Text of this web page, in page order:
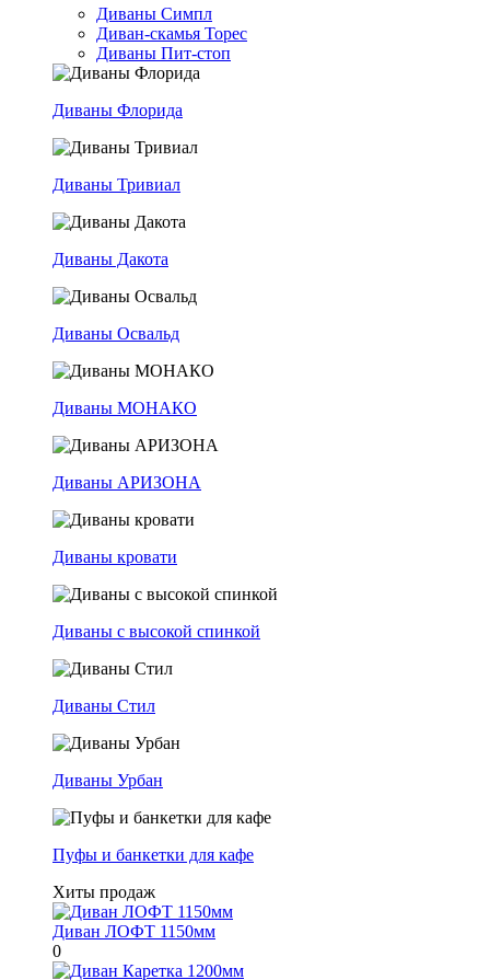
Диваны Симпл
Диван-скамья Торес
Диваны Пит-стоп
Диваны Флорида
Диваны Тривиал
Диваны Дакота
Диваны Освальд
Диваны МОНАКО
Диваны АРИЗОНА
Диваны кровати
Диваны с высокой спинкой
Диваны Стил
Диваны Урбан
Пуфы и банкетки для кафе
Хиты продаж
Диван ЛОФТ 1150мм
0